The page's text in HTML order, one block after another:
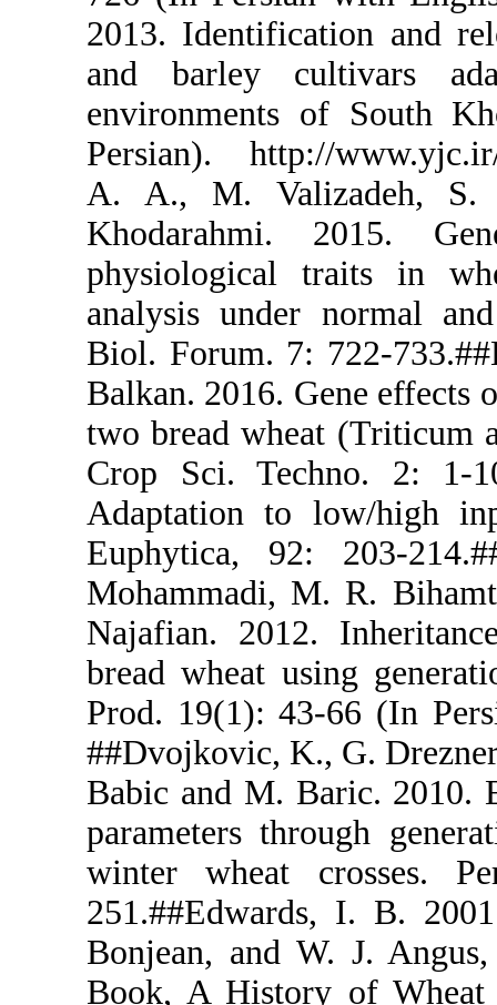
2013.
and
Persian).
A. A., M.
analysis
Biol.
Balkan.
two bread
Crop Sci.
Adaptation
Najafian.
bread
Prod.
Babic and
parameters
winter
Bonjean,
Book, A